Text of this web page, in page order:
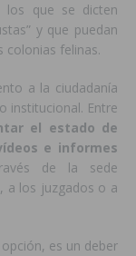
los que se dicten
y que puedan
colonias felinas.
a la ciudadanía
institucional. Entre
el estado de
e informes
de la sede
, a los juzgados o a
es un deber